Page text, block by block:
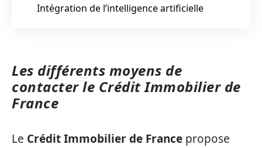
Intégration de l’intelligence artificielle
Les différents moyens de
contacter le Crédit Immobilier de
France
Le Crédit Immobilier de France propose